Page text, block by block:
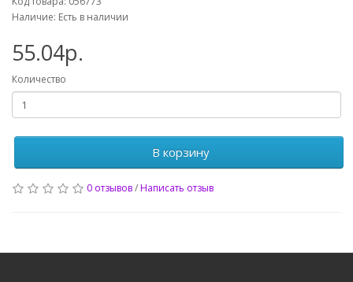
Наличие: Есть в наличии
55.04р.
Количество
В корзину
0 отзывов/Написать отзыв